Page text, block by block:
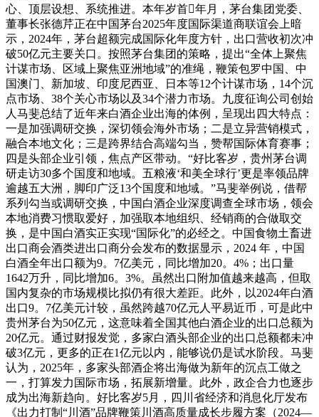
心、顶层设想、系统推进。本年岁首年月，茅台集团党委、
董事长张德芹正在中国茅台2025年度国际渠道商联谊会上暗
示，2024年，茅台超额完成国际化年度方针，出口营收初次冲
破50亿元主要关口。按照茅台集团的策略，提出“全体上聚焦
计谋市场、区域上聚焦亚洲地域”的准绳，鞭策包罗中国、中
国澳门、新加坡、印度尼西亚、日本等12个计谋市场，14个沉
点市场、38个关心市场以及34个潜力市场。九度征询公司创始
人马斐总结了近年来白酒企业出海的体例，呈现出四大特点：
一是加强调研交换，深切领会海外市场；二是立异营销模式，
融合本地文化；三是跨界结合高端勾当，赞帮国际体育赛事；
四是头部企业引领，焦点产区带动。“好比客岁，贵州茅台调
研走访30多个国度和地域。五粮液‘和美全球行’更是率领品牌
逾越五大洲，脚印广泛13个国度和地域。”马斐举例说，借帮
系列勾当或调研交换，中国白酒企业深度调查全球市场，领会
本地消费习惯取爱好，加强取本地组织、经销商的合做取交
换，是中国白酒实正实现“国际化”的必经之。中国食物土畜进
出口商会酒类进出口商分会发布的数据显示，2024 年，中国
白酒全年出口额为9。7亿美元，同比增加20。4%；出口量
1642万升，同比增加6。3%。虽然出口附加值越来越高，但取
国内复杂的市场规模比拟仍有很大差距。此外，以2024年白酒
出口9。7亿美元计较，虽然跨越70亿元人平易近币，可是此中
贵州茅台为50亿元，这意味着全国其他白酒企业的出口总额为
20亿元。通过财报发觉，多家白酒头部企业的出口总额都未冲
破3亿元，更多的正在1亿元以内，能够说仍是试水阶段。马斐
认为，2025年，多家头部酒企将出海做为新年的沉点工做之
一，打算发力国际市场，拓展新增量。此外，政企合力也逐步
成为出海新趋向。好比客岁5月，四川省经济和消息化厅发布
《出力打制“川酒”品牌鞭策川酒高质量成长步履方案（2024—